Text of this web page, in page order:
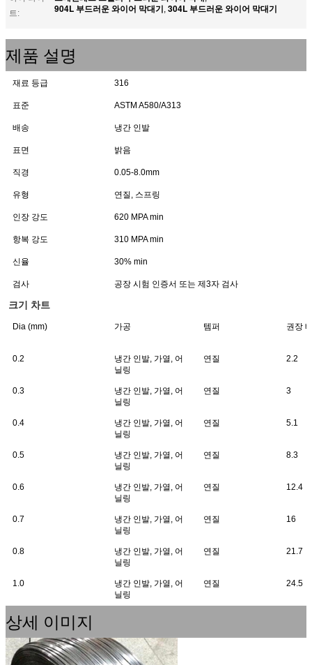
트:
904L 부드러운 와이어 막대기, 304L 부드러운 와이어 막대기
제품 설명
재료 등급 316
표준 ASTM A580/A313
배송 냉간 인발
표면 밝음
직경 0.05-8.0mm
유형 연질, 스프링
인장 강도 620 MPA min
항복 강도 310 MPA min
신율 30% min
검사 공장 시험 인증서 또는 제3자 검사
크기 차트
Dia (mm) 가공 템퍼 권장
0.2
냉간 인발, 가열, 어
닐링
연질 2.2
0.3
냉간 인발, 가열, 어
닐링
연질 3
0.4
냉간 인발, 가열, 어
닐링
연질 5.1
0.5
냉간 인발, 가열, 어
닐링
연질 8.3
0.6
냉간 인발, 가열, 어
닐링
연질 12.4
0.7
냉간 인발, 가열, 어
닐링
연질 16
0.8
냉간 인발, 가열, 어
닐링
연질 21.7
1.0
냉간 인발, 가열, 어
닐링
연질 24.5
상세 이미지